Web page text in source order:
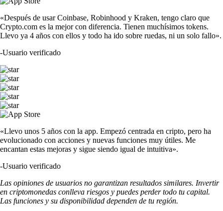
«Después de usar Coinbase, Robinhood y Kraken, tengo claro que
Crypto.com es la mejor con diferencia. Tienen muchísimos tokens.
Llevo ya 4 años con ellos y todo ha ido sobre ruedas, ni un solo fallo».
-Usuario verificado
«Llevo unos 5 años con la app. Empezó centrada en cripto, pero ha
evolucionado con acciones y nuevas funciones muy útiles. Me
encantan estas mejoras y sigue siendo igual de intuitiva».
-Usuario verificado
Las opiniones de usuarios no garantizan resultados similares. Invertir
en criptomonedas conlleva riesgos y puedes perder todo tu capital.
Las funciones y su disponibilidad dependen de tu región.